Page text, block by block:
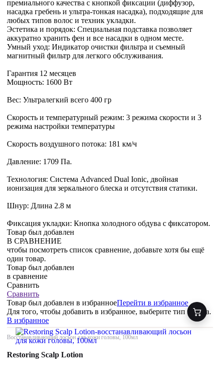
премиального качества с кнопкой фиксации (диффузор,
насадка гребень и ультра-тонкая насадка), подходящие для
любых типов волос и техник укладки.
Эстетика и порядок: Специальная подставка позволяет
аккуратно хранить фен и все насадки в одном месте.
Умный уход: Индикатор очистки фильтра и съемный
магнитный фильтр для легкого обслуживания.
Гарантия 12 месяцев
Мощность: 1600 Вт
Вес: Ультралегкий всего 400 гр
Скорость и температурный режим: 3 режима скорости и 3
режима настройки температуры
Скорость воздушного потока: 181 км/ч
Давление: 1709 Па.
Технология: Система Advanced Dual Ionic, двойная
ионизация для зеркального блеска и отсутствия статики.
Шнур: Длина 2.8 м
Фиксация укладки: Кнопка холодного обдува с фиксатором.
Товар был добавлен
В СРАВНЕНИЕ
чтобы посмотреть список сравнение, добавьте хотя бы ещё
один товар.
Товар был добавлен
в сравнение
Сравнить
Сравнить
Товар был добавлен в избранноеПерейти в избранное
Для того, чтобы добавить в избранное, выберите тип товара.
В избранное
Восстанавливающий лосьон для кожи головы, 100мл
Restoring Scalp Lotion